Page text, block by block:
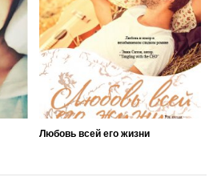
Любовь всей его жизни